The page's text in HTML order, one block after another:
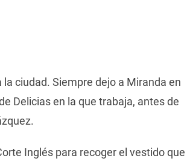
ciudad. Siempre dejo a Miranda en
Delicias en la que trabaja, antes de
Inglés para recoger el vestido que